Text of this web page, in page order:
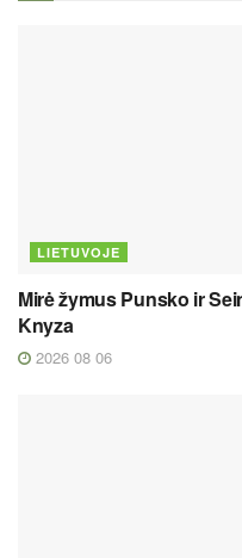
LIETUVOJE
Mirė žymus Punsko ir
Knyza
2026 08 06